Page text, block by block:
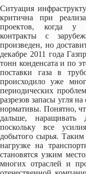
Ситуация
критична при
проектов, когда у
контракты с
произведен, но
декабре 2011 года
тонн конденсата и по
поставки газа в
происходило уже
периодических
разрезов запасы угля
нормативы. Понятно,
дальше, наращивать
поскольку все
добытого сырья.
нагрузке на
становятся узким
многих отраслей и